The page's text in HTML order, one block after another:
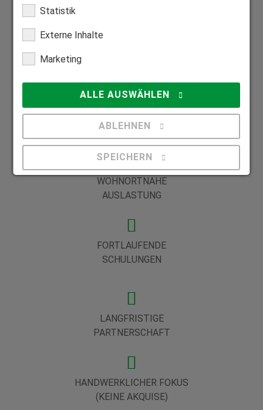
Ihre Vorteile in einer Partnerschaft mit
PÜNKTLICHE
BEZAHLUNG
WOHNORTNAHE
AUSLASTUNG
FORTLAUFENDE
SCHULUNGEN
LANGFRISTIGE
PARTNERSCHAFT
HANDWERKLICHER FOKUS
(KEINE AKQUISE)
Statistik
Externe Inhalte
Marketing
ALLE AUSWÄHLEN
ABLEHNEN
SPEICHERN
Details anzeigen